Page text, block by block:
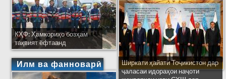
КҲФ: Ҳамкориҳо бозҳам
тақвият ёфтаанд
Илм ва фанноварӣ
Ширкати ҳайати Тоҷикистон дар
ҷаласаи идораҳои наҷоти